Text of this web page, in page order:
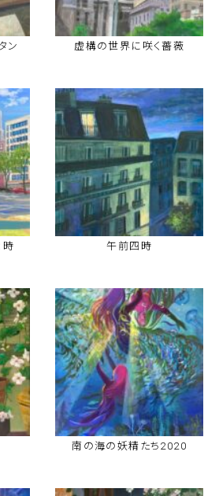
ン 虚構の世界に咲く薔薇
時 午前四時
南の海の妖精たち2020